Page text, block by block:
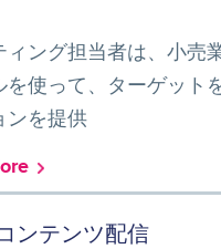
ィング担当者は、小売
を使って、ターゲット
ンを提供
ンテンツ配信